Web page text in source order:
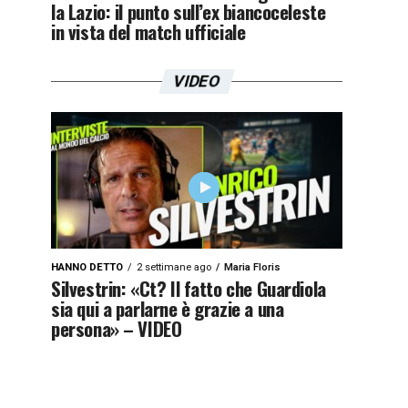
la Lazio: il punto sull’ex biancoceleste
in vista del match ufficiale
VIDEO
HANNO DETTO 2 settimane ago Maria Floris
Silvestrin: «Ct? Il fatto che Guardiola
sia qui a parlarne è grazie a una
persona» – VIDEO